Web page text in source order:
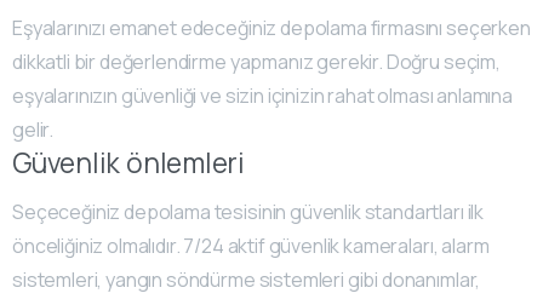
Eşyalarınızı emanet edeceğiniz depolama firmasını seçerken
dikkatli bir değerlendirme yapmanız gerekir. Doğru seçim,
eşyalarınızın güvenliği ve sizin içinizin rahat olması anlamına
gelir.
Güvenlik önlemleri
Seçeceğiniz depolama tesisinin güvenlik standartları ilk
önceliğiniz olmalıdır. 7/24 aktif güvenlik kameraları, alarm
sistemleri, yangın söndürme sistemleri gibi donanımlar,